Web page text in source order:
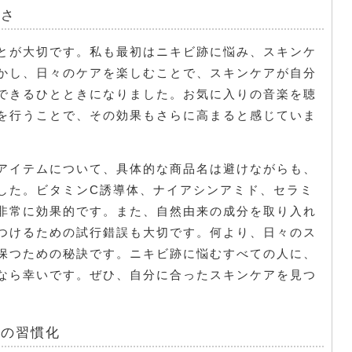
が大切です。私も最初はニキビ跡に悩み、スキンケ
し、日々のケアを楽しむことで、スキンケアが自分
きるひとときになりました。お気に入りの音楽を聴
うことで、その効果もさらに高まると感じていま
テムについて、具体的な商品名は避けながらも、
。ビタミンC誘導体、ナイアシンアミド、セラミ
常に効果的です。また、自然由来の成分を取り入れ
けるための試行錯誤も大切です。何より、日々のス
ための秘訣です。ニキビ跡に悩むすべての人に、
ら幸いです。ぜひ、自分に合ったスキンケアを見つ
習慣化